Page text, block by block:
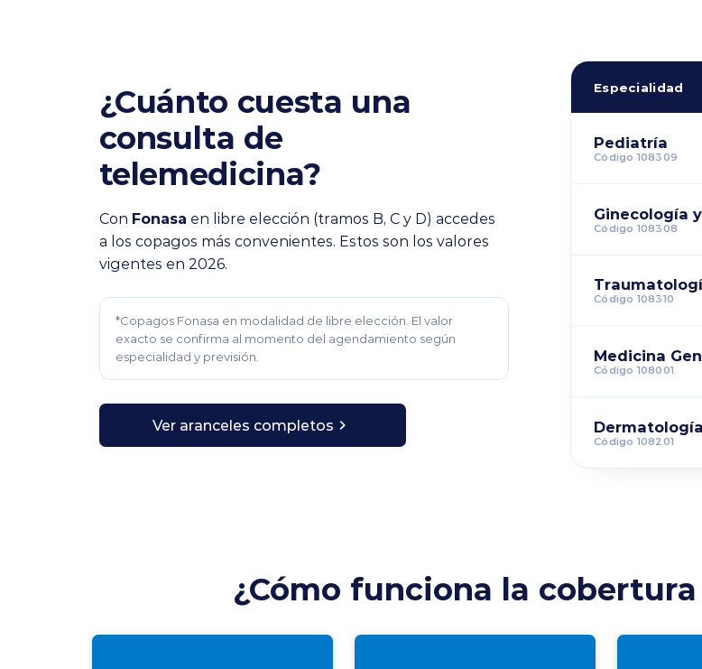
¿Cuánto cuesta una
consulta de
telemedicina?
Con Fonasa en libre elección (tramos B, C y D) accedes
a los copagos más convenientes. Estos son los valores
vigentes en 2026.
*Copagos Fonasa en modalidad de libre elección. El valor
exacto se confirma al momento del agendamiento según
especialidad y previsión.
Ver aranceles completos
Especialidad
Pediatría
Código 108309
Ginecología
Código 108308
Código 108310
Medicina
Código 108001
Dermatología
Código 108201
¿Cómo funciona la